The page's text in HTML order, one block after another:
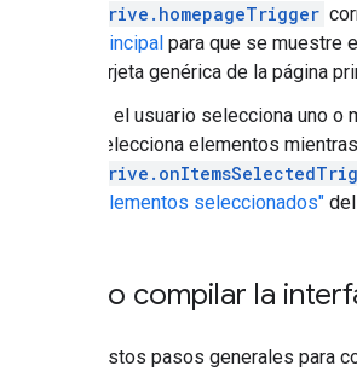
drive.homepageTrigger
principal para que se muestre
tarjeta genérica de la página
Si el usuario selecciona uno
selecciona elementos
"elementos seleccionados"
Cómo compilar la
Sigue estos pasos generales para